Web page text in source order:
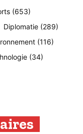
(653)
Diplomatie (289)
(116)
(34)